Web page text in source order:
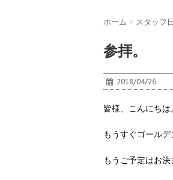
ホーム > スタッフ
参拝。
2018/04/26
皆様、こんにちは。
もうすぐゴールデ
もうご予定はお